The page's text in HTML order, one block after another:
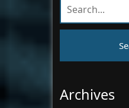
Archives